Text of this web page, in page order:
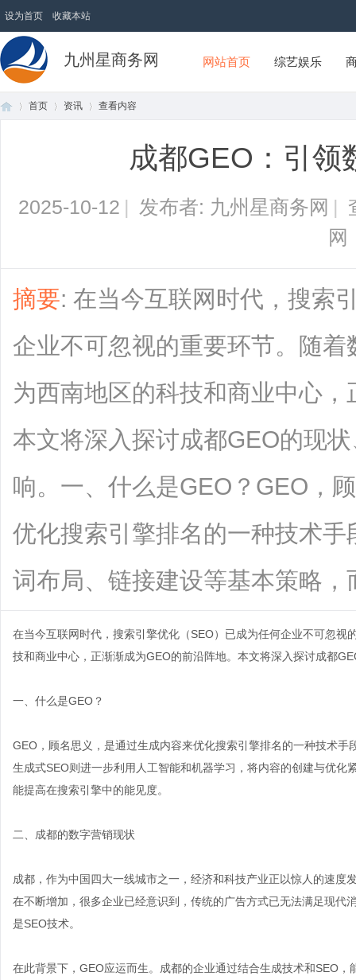
设为首页 收藏本站
九州星商务网 网站首页 综艺娱乐
首页 资讯 查看内容
成都GEO：引领
2025-10-12 | 发布者: 九州星商务网 |
网
摘要: 在当今互联网时代，搜索
企业不可忽视的重要环节。随
为西南地区的科技和商业中心
本文将深入探讨成都GEO的现
响。一、什么是GEO？GEO，
优化搜索引擎排名的一种技术
词布局、链接建设等基本策略，
在当今互联网时代，搜索引擎优化（SEO）已成为任何企业不可忽
技和商业中心，正渐渐成为GEO的前沿阵地。本文将深入探讨成都
一、什么是GEO？
GEO，顾名思义，是通过生成内容来优化搜索引擎排名的一种技术
生成式SEO则进一步利用人工智能和机器学习，将内容的创建与优
能提高在搜索引擎中的能见度。
二、成都的数字营销现状
成都，作为中国四大一线城市之一，经济和科技产业正以惊人的速
在不断增加，很多企业已经意识到，传统的广告方式已无法满足现代
是SEO技术。
在此背景下，GEO应运而生。成都的企业通过结合生成技术和SEO